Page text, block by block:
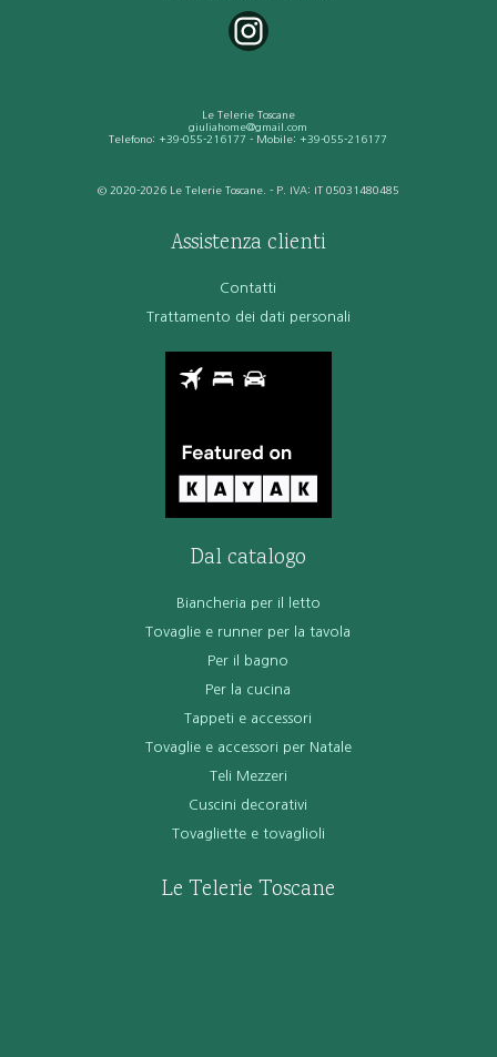
Le Telerie Toscane
giuliahome@gmail.com
Telefono: +39-055-216177 - Mobile: +39-055-216177
© 2020-2026 Le Telerie Toscane. - P. IVA: IT 05031480485
Assistenza clienti
Contatti
Trattamento dei dati personali
Dal catalogo
Biancheria per il letto
Tovaglie e runner per la tavola
Per il bagno
Per la cucina
Tappeti e accessori
Tovaglie e accessori per Natale
Teli Mezzeri
Cuscini decorativi
Tovagliette e tovaglioli
Le Telerie Toscane